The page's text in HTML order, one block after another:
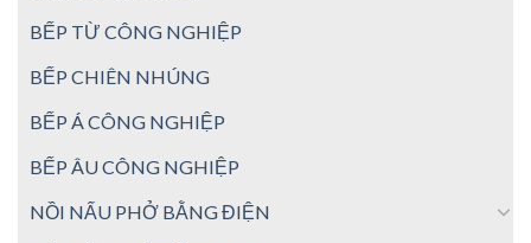
BẾP TỪ CÔNG NGHIỆP
BẾP CHIÊN NHÚNG
BẾP Á CÔNG NGHIỆP
BẾP ÂU CÔNG NGHIỆP
NỒI NẤU PHỞ BẰNG ĐIỆN